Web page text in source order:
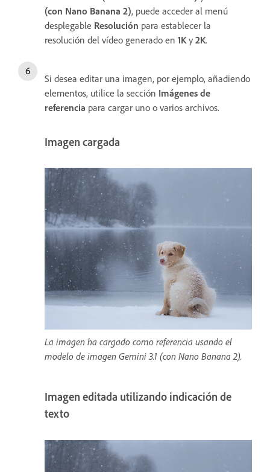
(con Nano Banana 2), puede acceder al menú
desplegable Resolución para establecer la
resolución del vídeo generado en 1K y 2K.
Si desea editar una imagen, por ejemplo, añadiendo
elementos, utilice la sección Imágenes de
referencia para cargar uno o varios archivos.
Imagen cargada
La imagen ha cargado como referencia usando el
modelo de imagen Gemini 3.1 (con Nano Banana 2).
Imagen editada utilizando indicación de
texto